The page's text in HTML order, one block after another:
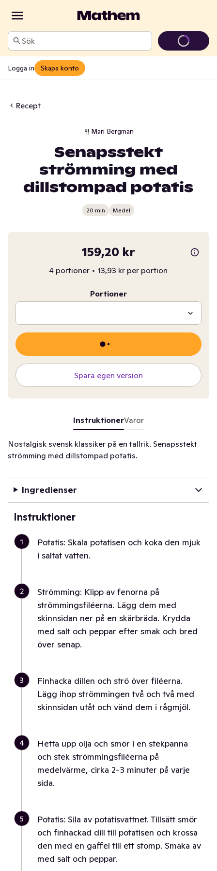
Sök
Logga in Skapa konto
Recept
Mari Bergman
Senapsstekt
strömming med
dillstompad potatis
20 min Medel
159,20 kr
4 portioner • 13,93 kr per portion
Portioner
Spara egen version
InstruktionerVaror
Nostalgisk svensk klassiker på en tallrik. Senapsstekt
strömming med dillstompad potatis.
Ingredienser
Instruktioner
1
Potatis: Skala potatisen och koka den mjuk
i saltat vatten.
2
Strömming: Klipp av fenorna på
strömmingsfiléerna. Lägg dem med
skinnsidan ner på en skärbräda. Krydda
med salt och peppar efter smak och bred
över senap.
3
Finhacka dillen och strö över filéerna.
Lägg ihop strömmingen två och två med
skinnsidan utåt och vänd dem i rågmjöl.
4
Hetta upp olja och smör i en stekpanna
och stek strömmingsfiléerna på
medelvärme, cirka 2-3 minuter på varje
sida.
5
Potatis: Sila av potatisvattnet. Tillsätt smör
och finhackad dill till potatisen och krossa
den med en gaffel till ett stomp. Smaka av
med salt och peppar.